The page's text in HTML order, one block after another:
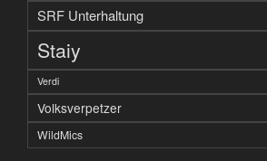
SRF Unterhaltung
Staiy
Verdi
Volksverpetzer
WildMics